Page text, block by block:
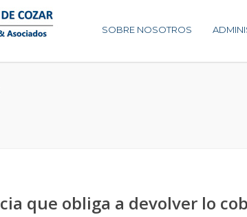
SOBRE NOSOTROS
que obliga a devolver lo